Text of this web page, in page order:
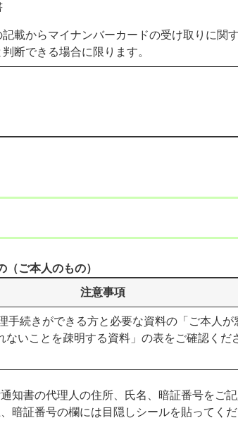
載からマイナンバーカードの受け取りに関
断できる場合に限ります。
（ご本人のもの）
注意事項
手続きができる方と必要な資料の「ご本人が
ないことを疎明する資料」の表をご確認くだ
知書の代理人の住所、氏名、暗証番号をご記
暗証番号の欄には目隠しシールを貼ってくだ